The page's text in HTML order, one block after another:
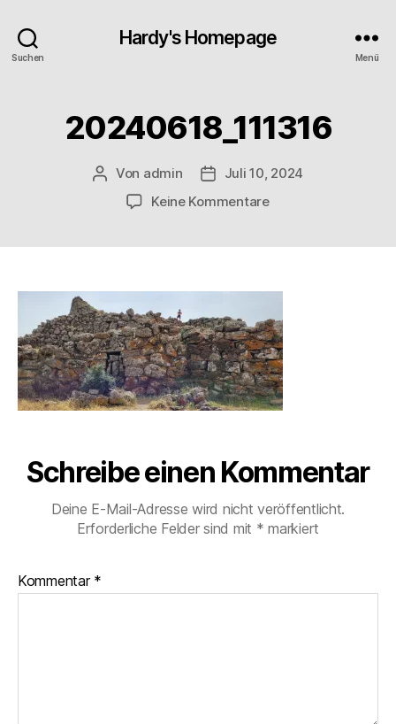
Suchen
Hardy's Homepage
Menü
20240618_111316
Beitragsautor
Von admin Veröffentlichungsdatum
Juli 10, 2024
Keine Kommentarezu
Schreibe einen Kommentar
Deine E-Mail-Adresse wird nicht veröffentlicht.
Erforderliche Felder sind mit * markiert
Kommentar *